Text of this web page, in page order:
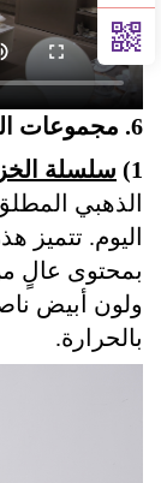
6. مجموعات السيراميك المميزة للتوريد الاحترافي
1)
سلسلة
الذهبي
اليوم. تتميز
بمحتوى عالٍ
ولون أبيض
بالحرارة.